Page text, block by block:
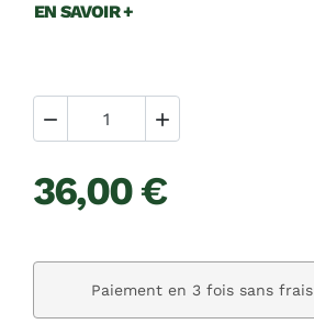
EN SAVOIR +
 
36,00 €
Paiement en 3 fois sans frais